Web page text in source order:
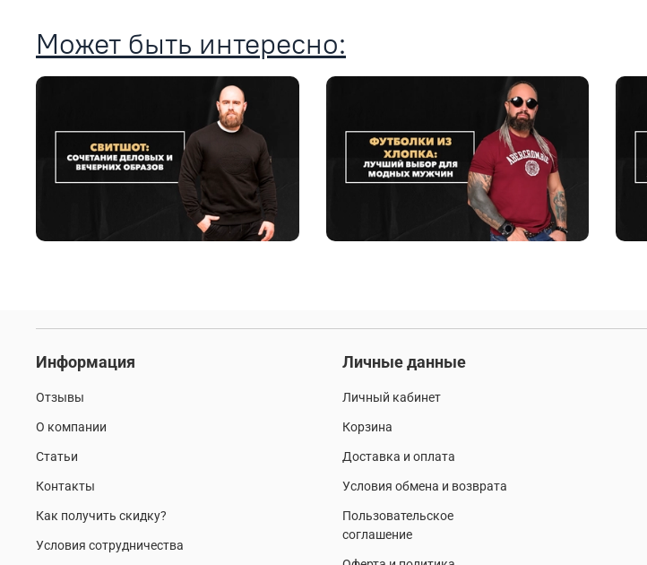
Может быть интересно:
Информация
Отзывы
О компании
Статьи
Контакты
Как получить скидку?
Условия сотрудничества
Личные данные
Личный кабинет
Корзина
Доставка и оплата
Условия обмена и возврата
Пользовательское
соглашение